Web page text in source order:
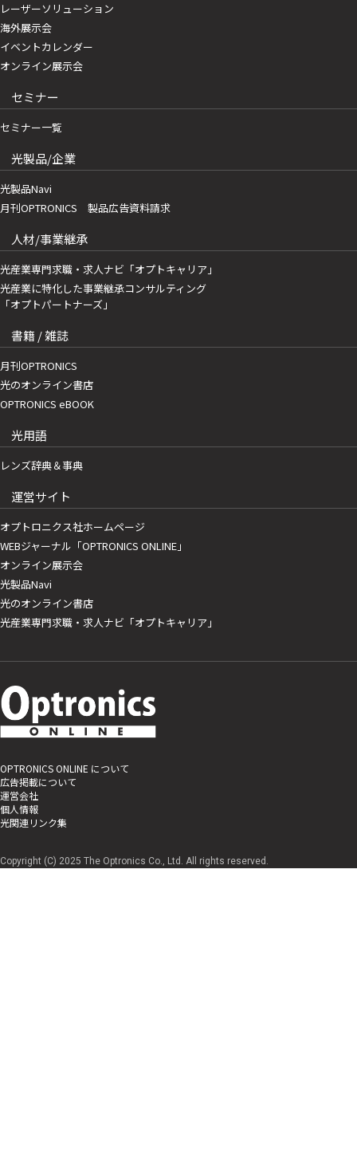
レーザーソリューション
海外展示会
イベントカレンダー
オンライン展示会
セミナー
セミナー一覧
光製品/企業
光製品Navi
月刊OPTRONICS 製品広告資料請求
人材/事業継承
光産業専門求職・求人ナビ「オプトキャリア」
光産業に特化した事業継承コンサルティング
「オプトパートナーズ」
書籍 / 雑誌
月刊OPTRONICS
光のオンライン書店
OPTRONICS eBOOK
光用語
レンズ辞典＆事典
運営サイト
オプトロニクス社ホームページ
WEBジャーナル「OPTRONICS ONLINE」
オンライン展示会
光製品Navi
光のオンライン書店
光産業専門求職・求人ナビ「オプトキャリア」
OPTRONICS ONLINE について
広告掲載について
運営会社
個人情報
光関連リンク集
Copyright (C) 2025 The Optronics Co., Ltd. All rights reserved.